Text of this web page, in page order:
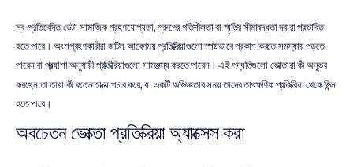
স্ব-প্রতিবেদিত ডেটা সামাজিক গ্রহণযোগ্যতা, গ্রুপের গতিশীলতা বা স্মৃতির সীমাবদ্ধতা দ্বারা প্রভাবিত
হতে পারে। অংশগ্রহণকারীরা জটিল আবেগময় প্রতিক্রিয়াগুলো স্পষ্টভাবে প্রকাশ করতে সমস্যায় পড়তে
পারেন বা প্রত্যাশা অনুযায়ী প্রতিক্রিয়াগুলো সামঞ্জস্য করতে পারেন। এই পদ্ধতিগুলো ভোক্তারা কী অনুভব
করছেন তা তারা কী বলেন তা ক্যাপচার করে, যা একটি অভিজ্ঞতার সময় তাদের তাৎক্ষণিক প্রতিক্রিয়া থেকে ভিন্ন
হতে পারে।
অবচেতন ভোক্তা প্রতিক্রিয়া অ্যাক্সেস করা